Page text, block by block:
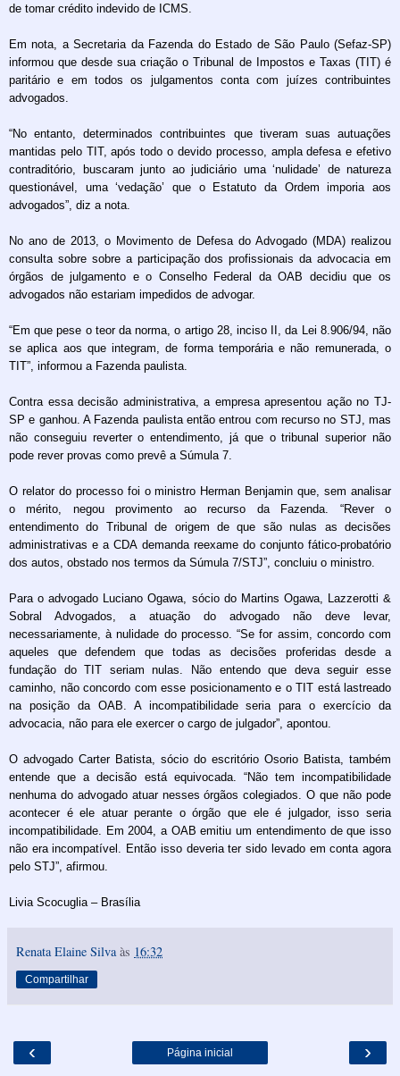
de tomar crédito indevido de ICMS.
Em nota, a Secretaria da Fazenda do Estado de São Paulo (Sefaz-SP)
informou que desde sua criação o Tribunal de Impostos e Taxas (TIT) é
paritário e em todos os julgamentos conta com juízes contribuintes
advogados.
“No entanto, determinados contribuintes que tiveram suas autuações
mantidas pelo TIT, após todo o devido processo, ampla defesa e efetivo
contraditório, buscaram junto ao judiciário uma ‘nulidade’ de natureza
questionável, uma ‘vedação’ que o Estatuto da Ordem imporia aos
advogados”, diz a nota.
No ano de 2013, o Movimento de Defesa do Advogado (MDA) realizou
consulta sobre sobre a participação dos profissionais da advocacia em
órgãos de julgamento e o Conselho Federal da OAB decidiu que os
advogados não estariam impedidos de advogar.
“Em que pese o teor da norma, o artigo 28, inciso II, da Lei 8.906/94, não
se aplica aos que integram, de forma temporária e não remunerada, o
TIT”, informou a Fazenda paulista.
Contra essa decisão administrativa, a empresa apresentou ação no TJ-
SP e ganhou. A Fazenda paulista então entrou com recurso no STJ, mas
não conseguiu reverter o entendimento, já que o tribunal superior não
pode rever provas como prevê a Súmula 7.
O relator do processo foi o ministro Herman Benjamin que, sem analisar
o mérito, negou provimento ao recurso da Fazenda. “Rever o
entendimento do Tribunal de origem de que são nulas as decisões
administrativas e a CDA demanda reexame do conjunto fático-probatório
dos autos, obstado nos termos da Súmula 7/STJ”, concluiu o ministro.
Para o advogado Luciano Ogawa, sócio do Martins Ogawa, Lazzerotti &
Sobral Advogados, a atuação do advogado não deve levar,
necessariamente, à nulidade do processo. “Se for assim, concordo com
aqueles que defendem que todas as decisões proferidas desde a
fundação do TIT seriam nulas. Não entendo que deva seguir esse
caminho, não concordo com esse posicionamento e o TIT está lastreado
na posição da OAB. A incompatibilidade seria para o exercício da
advocacia, não para ele exercer o cargo de julgador”, apontou.
O advogado Carter Batista, sócio do escritório Osorio Batista, também
entende que a decisão está equivocada. “Não tem incompatibilidade
nenhuma do advogado atuar nesses órgãos colegiados. O que não pode
acontecer é ele atuar perante o órgão que ele é julgador, isso seria
incompatibilidade. Em 2004, a OAB emitiu um entendimento de que isso
não era incompatível. Então isso deveria ter sido levado em conta agora
pelo STJ”, afirmou.
Livia Scocuglia – Brasília
Renata Elaine Silva às 16:32
Compartilhar
‹ ›
Página inicial